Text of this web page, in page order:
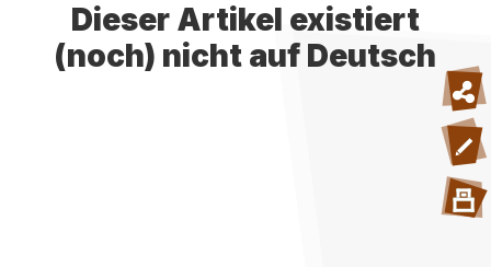
Dieser Artikel existiert
(noch) nicht auf Deutsch